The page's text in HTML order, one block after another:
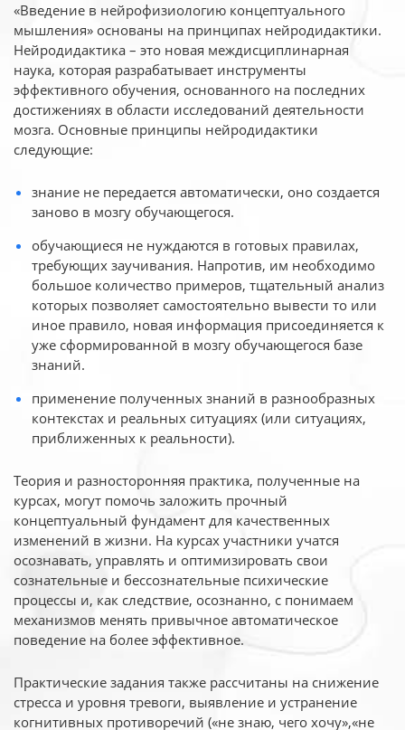
«Введение в нейрофизиологию концептуального
мышления» основаны на принципах нейродидактики.
Нейродидактика – это новая междисциплинарная
наука, которая разрабатывает инструменты
эффективного обучения, основанного на последних
достижениях в области исследований деятельности
мозга. Основные принципы нейродидактики
следующие:
знание не передается автоматически, оно создается
заново в мозгу обучающегося.
обучающиеся не нуждаются в готовых правилах,
требующих заучивания. Напротив, им необходимо
большое количество примеров, тщательный анализ
которых позволяет самостоятельно вывести то или
иное правило, новая информация присоединяется к
уже сформированной в мозгу обучающегося базе
знаний.
применение полученных знаний в разнообразных
контекстах и реальных ситуациях (или ситуациях,
приближенных к реальности).
Теория и разносторонняя практика, полученные на
курсах, могут помочь заложить прочный
концептуальный фундамент для качественных
изменений в жизни. На курсах участники учатся
осознавать, управлять и оптимизировать свои
сознательные и бессознательные психические
процессы и, как следствие, осознанно, с понимаем
механизмов менять привычное автоматическое
поведение на более эффективное.
Практические задания также рассчитаны на снижение
стресса и уровня тревоги, выявление и устранение
когнитивных противоречий («не знаю, чего хочу»,«не